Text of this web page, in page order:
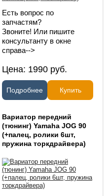
Есть вопрос по
запчастям?
Звоните! Или пишите
консультанту в окне
справа-->
Цена: 1990 руб.
Подробнее Купить
Вариатор передний
(тюнинг) Yamaha JOG 90
(+палец, ролики 6шт,
пружина торкдрайвера)